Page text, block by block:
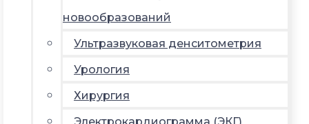
новообразований
Ультразвуковая денситометрия
Урология
Хирургия